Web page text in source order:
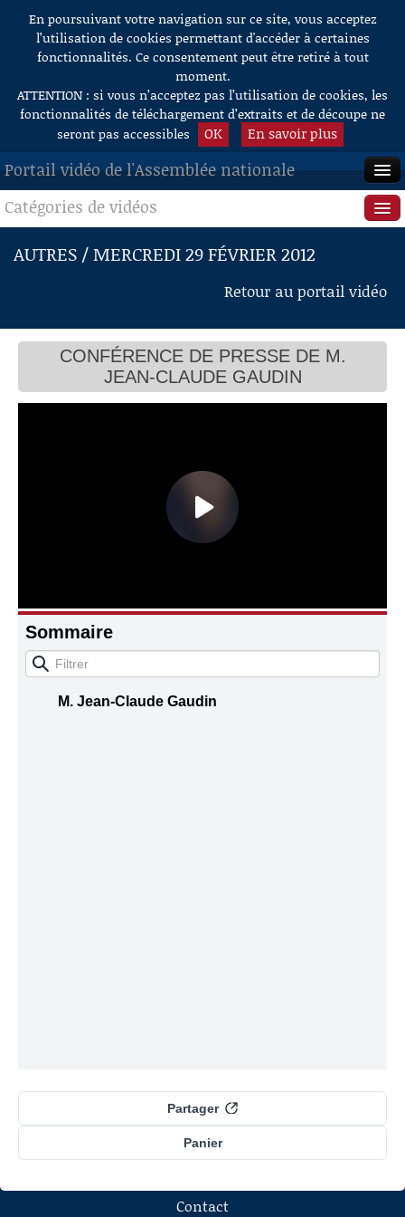
Aller au contenu
En poursuivant votre navigation sur ce site, vous acceptez
l’utilisation de cookies permettant d'accéder à certaines
fonctionnalités. Ce consentement peut être retiré à tout
moment.
ATTENTION : si vous n’acceptez pas l’utilisation de cookies, les
fonctionnalités de téléchargement d’extraits et de découpe ne
seront pas accessibles
OK En savoir plus
Portail vidéo de l'Assemblée nationale
ACCUEIL
EN DIRECT
RECHERCHE
AIDE À LA DÉCOUPE
DE VIDÉOS
Catégories de vidéos
Séance publique
Questions au Gouvernement
Commissions
Présidence
Évènements
Autres
AUTRES / MERCREDI 29 FÉVRIER 2012
Retour au portail vidéo
CONFÉRENCE DE PRESSE DE M.
JEAN-CLAUDE GAUDIN
Sommaire
M. Jean-Claude Gaudin
Panier
Partager
Contact